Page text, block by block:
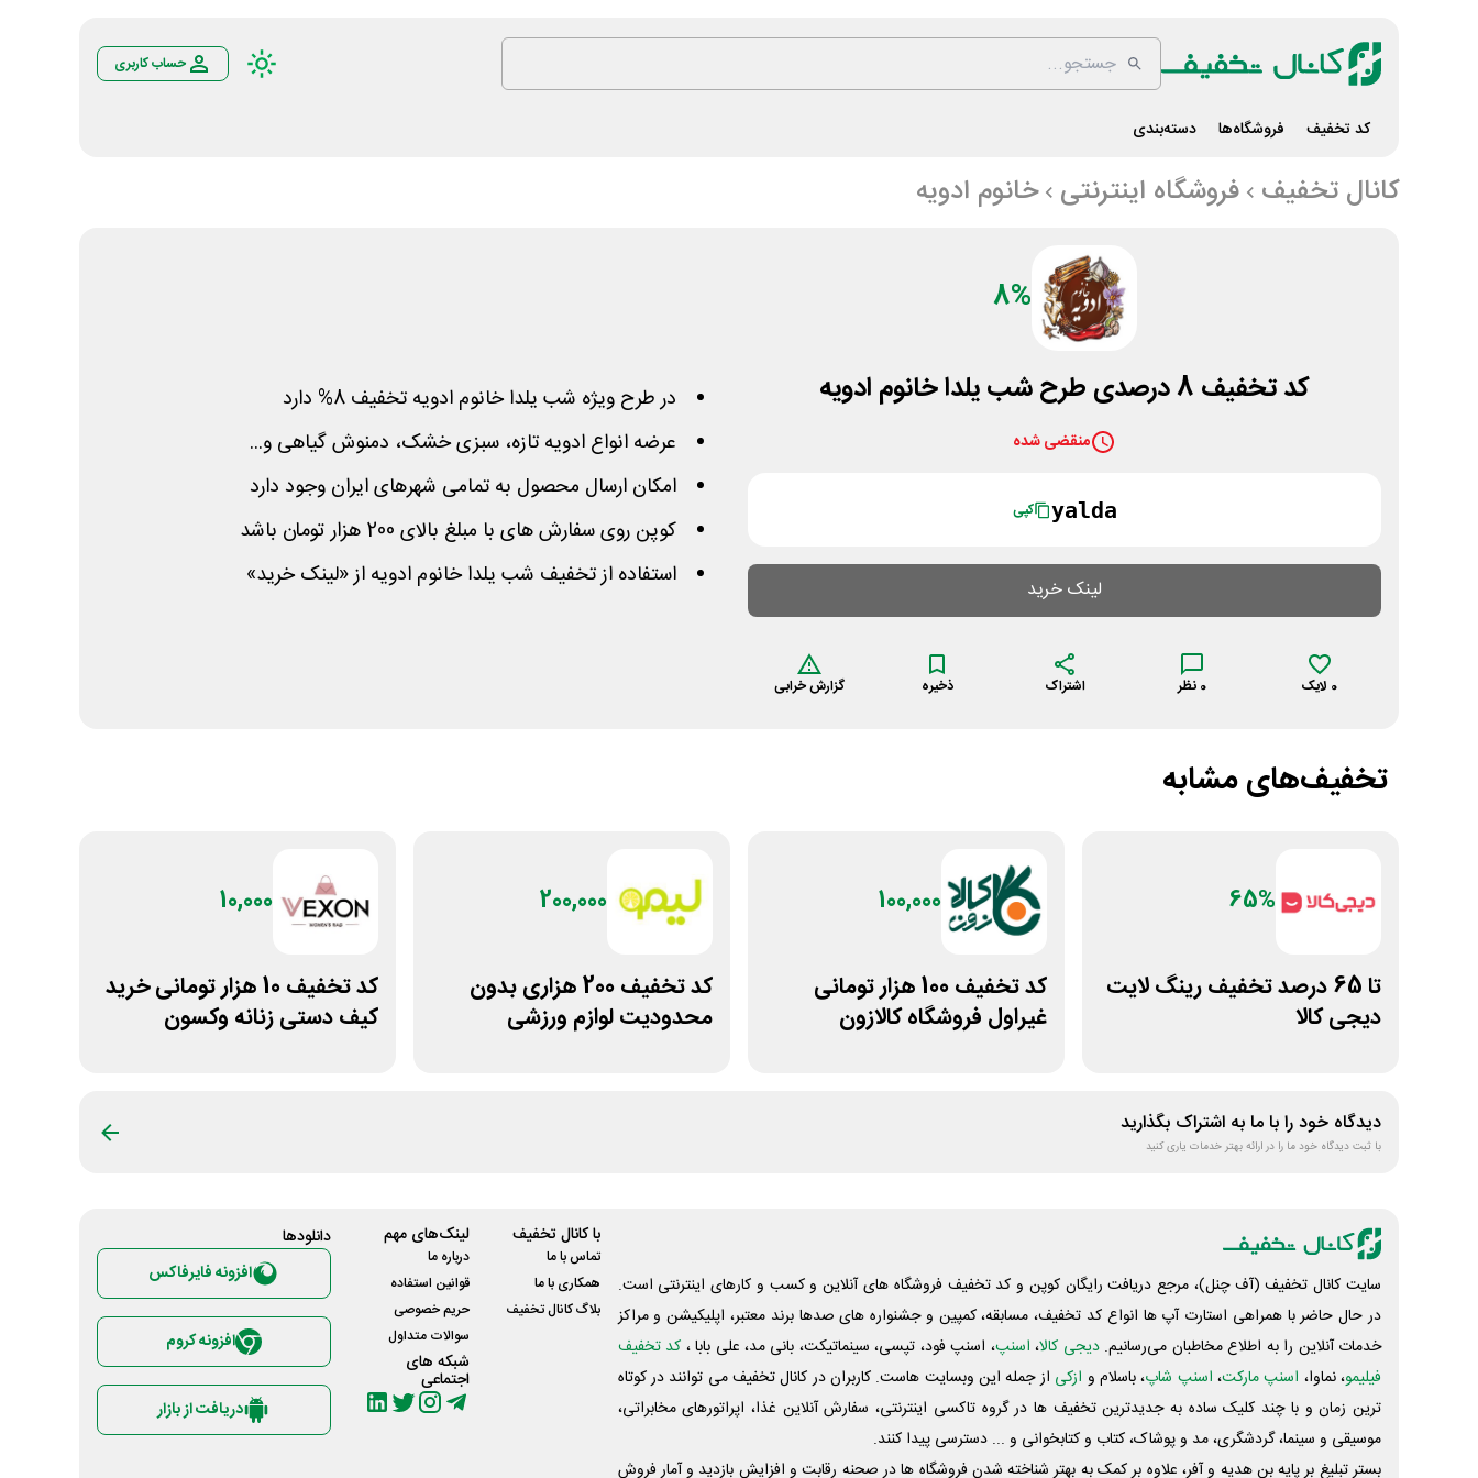
حساب کاربری
کد تخفیف فروشگاه‌ها دسته‌بندی
کانال تخفیف فروشگاه اینترنتی خانوم ادویه
8%
کد تخفیف 8 درصدی طرح شب یلدا خانوم ادویه
منقضی شده
yalda کپی
لینک خرید
0 لایک 0 نظر اشتراک ذخیره گزارش خرابی
در طرح ویژه شب یلدا خانوم ادویه تخفیف 8% دارد
عرضه انواع ادویه تازه، سبزی خشک، دمنوش گیاهی و...
امکان ارسال محصول به تمامی شهرهای ایران وجود دارد
کوپن روی سفارش های با مبلغ بالای 200 هزار تومان باشد
استفاده از تخفیف شب یلدا خانوم ادویه از «لینک خرید»
تخفیف‌های مشابه
65%
تا 65 درصد تخفیف رینگ لایت
دیجی کالا
100,000
کد تخفیف 100 هزار تومانی
غیراول فروشگاه کالازون
200,000
کد تخفیف 200 هزاری بدون
محدودیت لوازم ورزشی
10,000
کد تخفیف 10 هزار تومانی خرید
کیف دستی زنانه وکسون
دیدگاه خود را با ما به اشتراک بگذارید
با ثبت دیدگاه خود ما را در ارائه بهتر خدمات یاری کنید
سایت کانال تخفیف (آف چنل)، مرجع دریافت رایگان کوپن و کد تخفیف فروشگاه های آنلاین و کسب و‌ کارهای اینترنتی است.
در حال حاضر با همراهی استارت آپ ها انواع کد تخفیف، مسابقه، کمپین و جشنواره های صدها برند معتبر، اپلیکیشن و مراکز
خدمات آنلاین را به اطلاع مخاطبان می‌رسانیم. دیجی کالا، اسنپ، اسنپ فود، تپسی، سینماتیکت، بانی مد، علی‌ بابا ، کد تخفیف
فیلیمو، نماوا، اسنپ مارکت، اسنپ شاپ، باسلام و ازکی از جمله این وبسایت ‌هاست. کاربران در کانال تخفیف می توانند در کوتاه
ترین زمان و با چند کلیک ساده به جدیدترین تخفیف ها در گروه تاکسی اینترنتی، سفارش آنلاین غذا، اپراتورهای مخابراتی،
موسیقی و سینما، گردشگری، مد و پوشاک، کتاب و کتابخوانی و ... دسترسی پیدا کنند.
بستر تبلیغ بر پایه بن هدیه و آفر، علاوه بر کمک به بهتر شناخته شدن فروشگاه ها در صحنه رقابت و افزایش بازدید و آمار فروش
با کانال تخفیف
تماس با ما
همکاری با ما
بلاگ کانال تخفیف
لینک‌های مهم
درباره ما
قوانین استفاده
حریم خصوصی
سوالات متداول
شبکه های
اجتماعی
دانلود‌ها
افزونه فایرفاکس
افزونه کروم
دریافت از بازار